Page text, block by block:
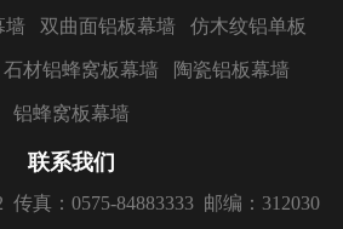
墙 双曲面铝板幕墙 仿木纹铝单板
石材铝蜂窝板幕墙 陶瓷铝板幕墙
铝蜂窝板幕墙
联系我们
传真：0575-84883333 邮编：312030